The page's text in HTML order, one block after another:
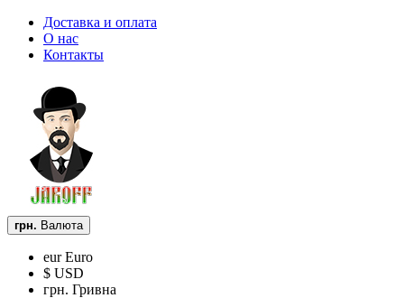
Доставка и оплата
О нас
Контакты
грн. Валюта
eur Euro
$ USD
грн. Гривна